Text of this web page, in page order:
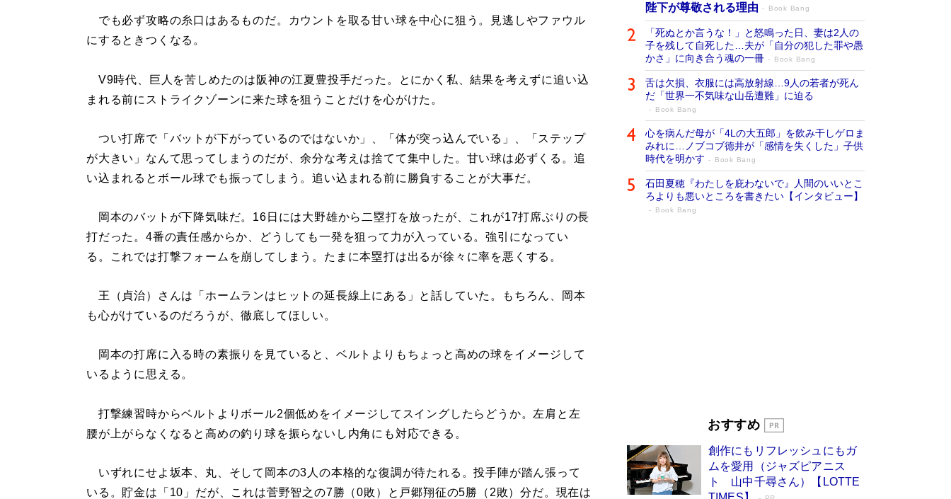
でも必ず攻略の糸口はあるものだ。カウントを取る甘い球を中心に狙う。見逃しやファウル
にするときつくなる。
V9時代、巨人を苦しめたのは阪神の江夏豊投手だった。とにかく私、結果を考えずに追い込
まれる前にストライクゾーンに来た球を狙うことだけを心がけた。
つい打席で「バットが下がっているのではないか」、「体が突っ込んでいる」、「ステップ
が大きい」なんて思ってしまうのだが、余分な考えは捨てて集中した。甘い球は必ずくる。追
い込まれるとボール球でも振ってしまう。追い込まれる前に勝負することが大事だ。
岡本のバットが下降気味だ。16日には大野雄から二塁打を放ったが、これが17打席ぶりの長
打だった。4番の責任感からか、どうしても一発を狙って力が入っている。強引になってい
る。これでは打撃フォームを崩してしまう。たまに本塁打は出るが徐々に率を悪くする。
王（貞治）さんは「ホームランはヒットの延長線上にある」と話していた。もちろん、岡本
も心がけているのだろうが、徹底してほしい。
岡本の打席に入る時の素振りを見ていると、ベルトよりもちょっと高めの球をイメージして
いるように思える。
打撃練習時からベルトよりボール2個低めをイメージしてスイングしたらどうか。左肩と左
腰が上がらなくなると高めの釣り球を振らないし内角にも対応できる。
いずれにせよ坂本、丸、そして岡本の3人の本格的な復調が待たれる。投手陣が踏ん張って
いる。貯金は「10」だが、これは菅野智之の7勝（0敗）と戸郷翔征の5勝（2敗）分だ。現在は
陛下が尊敬される理由
Book Bang
「死ぬとか言うな！」と怒鳴った日、妻は2人の
子を残して自死した…夫が「自分の犯した罪や愚
かさ」に向き合う魂の一冊
Book Bang
舌は欠損、衣服には高放射線…9人の若者が死ん
だ「世界一不気味な山岳遭難」に迫る
Book Bang
心を病んだ母が「4Lの大五郎」を飲み干しゲロま
みれに…ノブコブ徳井が「感情を失くした」子供
時代を明かす
Book Bang
石田夏穂『わたしを庇わないで』人間のいいとこ
ろよりも悪いところを書きたい【インタビュー】
Book Bang
「『火垂るの墓』は、大嘘である」原作者が抱き
続けた“自責の念”とは…「自己憐憫は描きたくな
い」監督が徹底的にこだわったこと（後編） #
戦争の記憶
Book Bang
おすすめ
創作にもリフレッシュにもガ
ムを愛用（ジャズピアニス
ト 山中千尋さん）【LOTTE